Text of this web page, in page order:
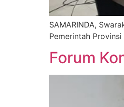
SAMARINDA,
Pemerintah
Forum